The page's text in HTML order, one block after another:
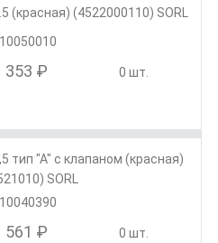
(красная) (4522000110) SORL
353 ₽ 0 шт.
тип "А" с клапаном (красная)
SORL
561 ₽ 0 шт.